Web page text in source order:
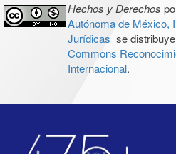
Hechos y Derechos
Autónoma de México,
Jurídicas se
Commons
Internacional.